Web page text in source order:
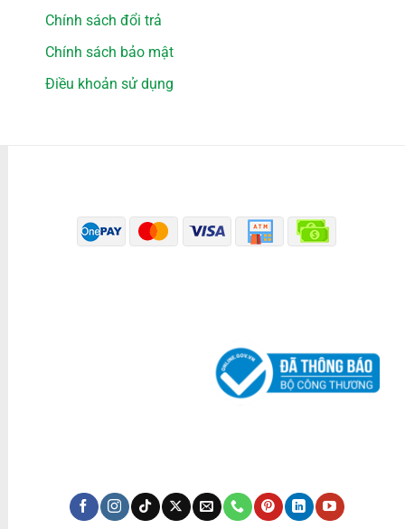
Chính sách đổi trả
Chính sách bảo mật
Điều khoản sử dụng